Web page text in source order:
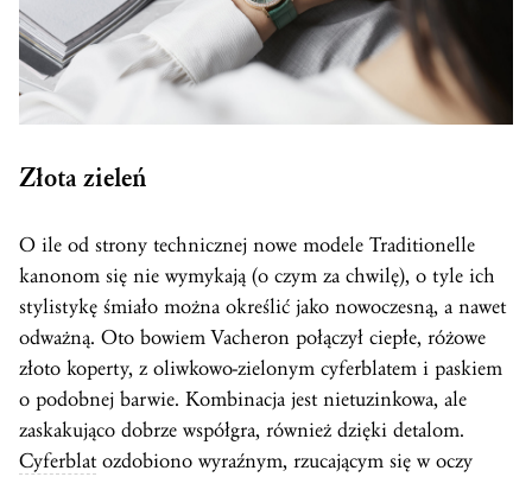
Złota zieleń
O ile od strony technicznej nowe modele Traditionelle
kanonom się nie wymykają (o czym za chwilę), o tyle ich
stylistykę śmiało można określić jako nowoczesną, a nawet
odważną. Oto bowiem Vacheron połączył ciepłe, różowe
złoto koperty, z oliwkowo-zielonym cyferblatem i paskiem
o podobnej barwie. Kombinacja jest nietuzinkowa, ale
zaskakująco dobrze współgra, również dzięki detalom.
Cyferblatozdobiono wyraźnym, rzucającym się w oczy